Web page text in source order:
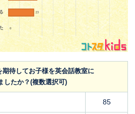
期待してお子様を英会話教室に
したか？(複数選択可)
85